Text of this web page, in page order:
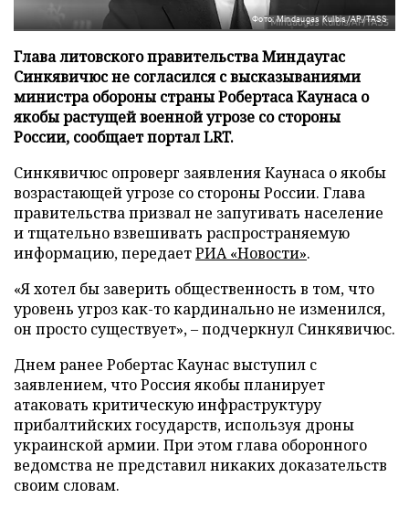
Фото: Mindaugas Kulbis/AP/TASS
Глава литовского правительства Миндаугас
Синкявичюс не согласился с высказываниями
министра обороны страны Робертаса Каунаса о
якобы растущей военной угрозе со стороны
России, сообщает портал LRT.
Синкявичюс опроверг заявления Каунаса о якобы
возрастающей угрозе со стороны России. Глава
правительства призвал не запугивать население
и тщательно взвешивать распространяемую
информацию, передаетРИА «Новости».
«Я хотел бы заверить общественность в том, что
уровень угроз как-то кардинально не изменился,
он просто существует», – подчеркнул Синкявичюс.
Днем ранее Робертас Каунас выступил с
заявлением, что Россия якобы планирует
атаковать критическую инфраструктуру
прибалтийских государств, используя дроны
украинской армии. При этом глава оборонного
ведомства не представил никаких доказательств
своим словам.